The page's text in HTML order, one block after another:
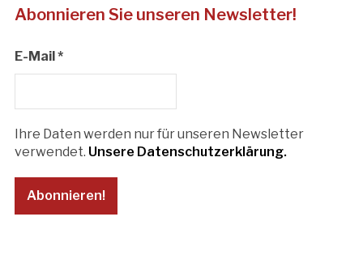
Abonnieren Sie unseren Newsletter!
E-Mail*
Ihre Daten werden nur für unseren Newsletter
verwendet. Unsere Datenschutzerklärung.